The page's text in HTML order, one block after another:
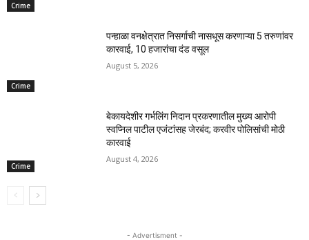
Crime
Crime
पन्हाळा वनक्षेत्रात निसर्गाची नासधूस करणाऱ्या 5 तरुणांवर
कारवाई, 10 हजारांचा दंड वसूल
August 5, 2026
Crime
बेकायदेशीर गर्भलिंग निदान प्रकरणातील मुख्य आरोपी
स्वप्निल पाटील एजंटांसह जेरबंद; करवीर पोलिसांची मोठी
कारवाई
August 4, 2026
- Advertisment -